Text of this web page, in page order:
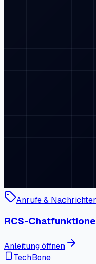
Anrufe &
RCS-
Anleitung öffnen
TechBone